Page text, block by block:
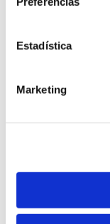
Estadística
Marketing
ENTRA
LA